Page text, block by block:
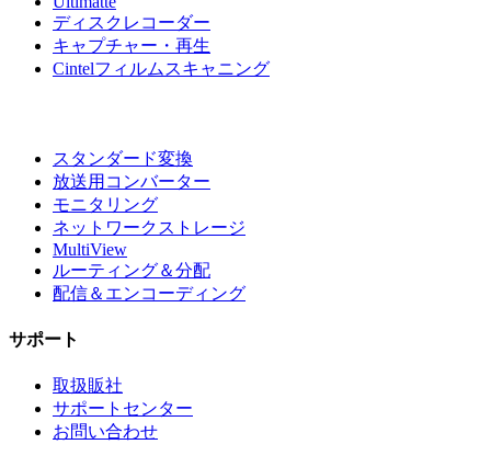
ディスクレコーダー
キャプチャー・再生
Cintelフィルムスキャニング
スタンダード変換
放送用コンバーター
モニタリング
ネットワークストレージ
MultiView
ルーティング＆分配
配信＆エンコーディング
サポート
取扱販社
サポートセンター
お問い合わせ